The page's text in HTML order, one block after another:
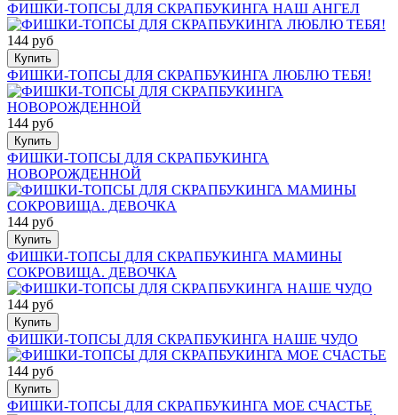
ФИШКИ-ТОПСЫ ДЛЯ СКРАПБУКИНГА НАШ АНГЕЛ
144 руб
Купить
ФИШКИ-ТОПСЫ ДЛЯ СКРАПБУКИНГА ЛЮБЛЮ ТЕБЯ!
144 руб
Купить
ФИШКИ-ТОПСЫ ДЛЯ СКРАПБУКИНГА
НОВОРОЖДЕННОЙ
144 руб
Купить
ФИШКИ-ТОПСЫ ДЛЯ СКРАПБУКИНГА МАМИНЫ
СОКРОВИЩА. ДЕВОЧКА
144 руб
Купить
ФИШКИ-ТОПСЫ ДЛЯ СКРАПБУКИНГА НАШЕ ЧУДО
144 руб
Купить
ФИШКИ-ТОПСЫ ДЛЯ СКРАПБУКИНГА МОЕ СЧАСТЬЕ